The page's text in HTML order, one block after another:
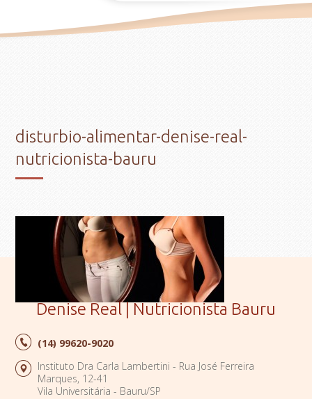
disturbio-alimentar-denise-real-
nutricionista-bauru
Denise Real | Nutricionista Bauru
(14) 99620-9020
Instituto Dra Carla Lambertini - Rua José Ferreira
Marques, 12-41
Vila Universitária - Bauru/SP